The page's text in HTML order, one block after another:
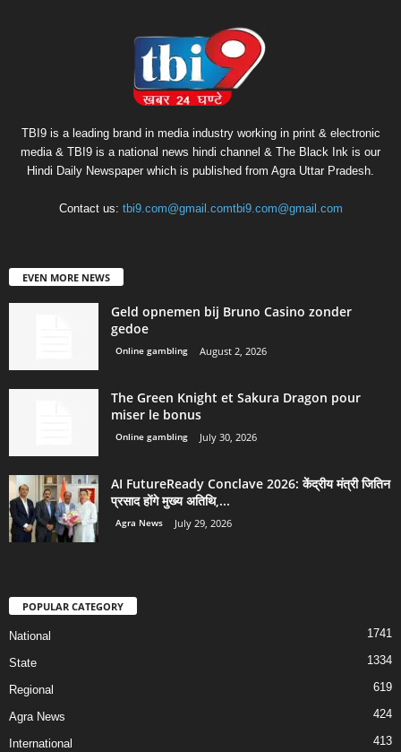
TBI9 is a leading brand in media industry working in print & electronic
media & TBI9 is a national news hindi channel & The Black Ink is our
Hindi Daily Newspaper which is published from Agra Uttar Pradesh.
Contact us: tbi9.com@gmail.comtbi9.com@gmail.com
EVEN MORE NEWS
Geld opnemen bij Bruno Casino zonder
gedoe
Online gambling August 2, 2026
The Green Knight et Sakura Dragon pour
miser le bonus
Online gambling July 30, 2026
AI FutureReady Conclave 2026: केंद्रीय मंत्री जितिन
प्रसाद होंगे मुख्य अतिथि,...
Agra News July 29, 2026
POPULAR CATEGORY
National 1741
State 1334
Regional 619
Agra News 424
International 413